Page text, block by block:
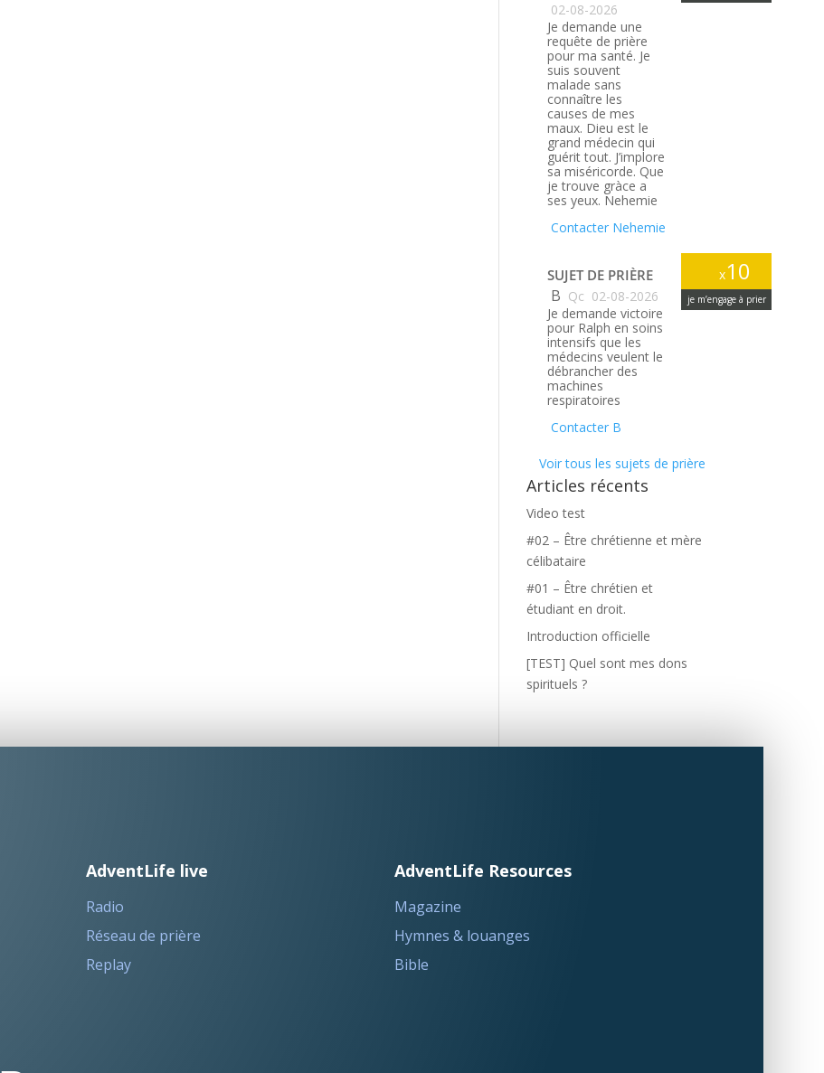
02-08-2026
Je demande une
requête de prière
pour ma santé. Je
suis souvent
malade sans
connaître les
causes de mes
maux. Dieu est le
grand médecin qui
guérit tout. J’implore
sa miséricorde. Que
je trouve gràce a
ses yeux. Nehemie
Contacter Nehemie
x10
je m’engage à prier
SUJET DE PRIÈRE
B Qc 02-08-2026
Je demande victoire
pour Ralph en soins
intensifs que les
médecins veulent le
débrancher des
machines
respiratoires
Contacter B
Voir tous les sujets de prière
Articles récents
Video test
#02 – Être chrétienne et mère
célibataire
#01 – Être chrétien et
étudiant en droit.
Introduction officielle
[TEST] Quel sont mes dons
spirituels ?
AdventLife live
Radio
Réseau de prière
Replay
AdventLife Resources
Magazine
Hymnes & louanges
Bible